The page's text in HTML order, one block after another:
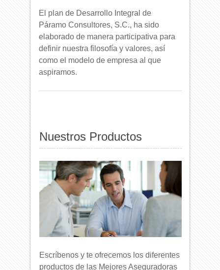
El plan de Desarrollo Integral de
Páramo Consultores, S.C., ha sido
elaborado de manera participativa para
definir nuestra filosofía y valores, así
como el modelo de empresa al que
aspiramos.
Nuestros Productos
Escríbenos y te ofrecemos los diferentes
productos de las Mejores Aseguradoras